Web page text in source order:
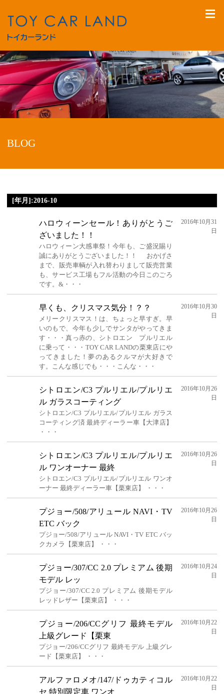
BLOG
[年月]:2016-10
ハロウィーンセール！ありがとうご
ざいました！！
ハロウィーン大感車祭！今年も、ご盛況賜り
誠にありがとうございました！！ おかげさ
まで、販売車輌が入れ替わりまして販売営業
も、サービス工場もフル活動の今日このごろ
です。&・・・
2016年10月31
日
早くも、クリスマス気分！？？
メリークリスマス！は、ちょっと早すぎ。早
いのもで、今年も少しでサンタがやってきま
す・・・真っ赤の、シトロエン プルリエル
に乗って・・・TOY CAR LANDの栗東店にや
ってきました！夢のあるクルマが大好きで
す。こんな感じでも・・・こんな・・・
2016年10月30
日
シトロエン/C3 プルリエル/プルリエ
ル ガラスコーティング
シトロエン/C3 プルリエル/プルリエル ガラス
コーティング済 最終ディーラー車【大津店】
・・・
2016年10月26
日
シトロエン/C3 プルリエル/プルリエ
ル ワンオーナー 最終
シトロエン/C3 プルリエル/プルリエル ワンオ
ーナー 最終ディーラー車【栗東店】 ・・・
2016年10月26
日
プジョー/508/アリュール NAVI・TV
ETC バック
プジョー/508/アリュール NAVI・TV ETC バッ
クカメラ【栗東店】 ・・・
2016年10月26
日
プジョー/307/CC 2.0 プレミアム 後期
モデル レッ
プジョー/307/CC 2.0 プレミアム 後期モデル
レッドレザー【栗東店】 ・・・
2016年10月24
日
プジョー/206/CCグリフ 最終モデル
上級グレード【栗東
プジョー/206/CCグリフ 最終モデル 上級グレ
ード【栗東店】 ・・・
2016年10月22
日
アルファロメオ/147/ドゥカティコル
セ 特別限定車 ワンオ
2016年10月22
日